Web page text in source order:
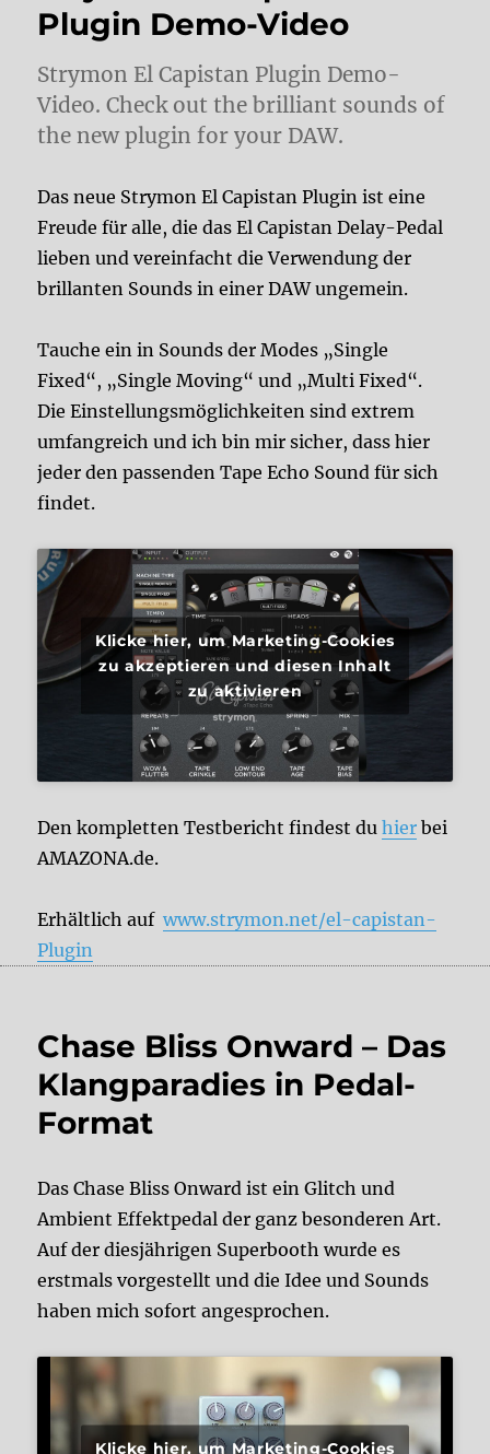
Plugin Demo-Video
Strymon El Capistan Plugin Demo-
Video. Check out the brilliant sounds of
the new plugin for your DAW.
Das neue Strymon El Capistan Plugin ist eine
Freude für alle, die das El Capistan Delay-Pedal
lieben und vereinfacht die Verwendung der
brillanten Sounds in einer DAW ungemein.
Tauche ein in Sounds der Modes „Single
Fixed“, „Single Moving“ und „Multi Fixed“.
Die Einstellungsmöglichkeiten sind extrem
umfangreich und ich bin mir sicher, dass hier
jeder den passenden Tape Echo Sound für sich
findet.
Klicke hier, um Marketing-Cookies
zu akzeptieren und diesen Inhalt
zu aktivieren
Den kompletten Testbericht findest duhier bei
AMAZONA.de.
Erhältlich aufwww.strymon.net/el-capistan-
Plugin
Chase Bliss Onward – Das
Klangparadies in Pedal-
Format
Das Chase Bliss Onward ist ein Glitch und
Ambient Effektpedal der ganz besonderen Art.
Auf der diesjährigen Superbooth wurde es
erstmals vorgestellt und die Idee und Sounds
haben mich sofort angesprochen.
Klicke hier, um Marketing-Cookies